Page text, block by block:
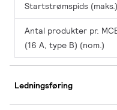
Startstrømspids (maks.)
Antal produkter pr.
(16 A, type B) (nom.)
Ledningsføring